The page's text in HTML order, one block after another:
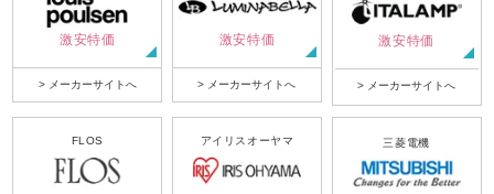
激安特価
> メーカーサイトへ
激安特価
> メーカーサイトへ
激安特価
> メーカーサイトへ
FLOS アイリスオーヤマ 三菱電機